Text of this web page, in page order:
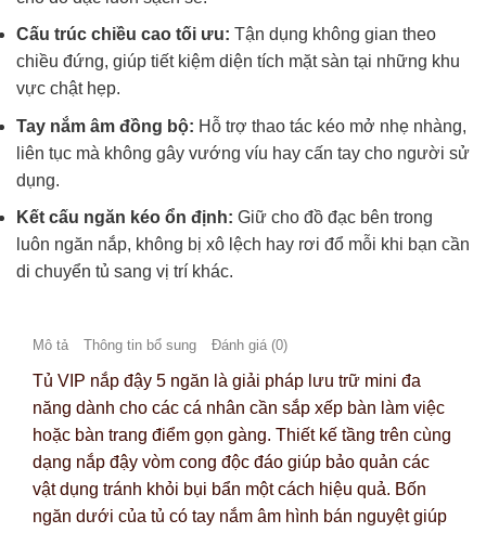
Cấu trúc chiều cao tối ưu: Tận dụng không gian theo
chiều đứng, giúp tiết kiệm diện tích mặt sàn tại những khu
vực chật hẹp.
Tay nắm âm đồng bộ: Hỗ trợ thao tác kéo mở nhẹ nhàng,
liên tục mà không gây vướng víu hay cấn tay cho người sử
dụng.
Kết cấu ngăn kéo ổn định: Giữ cho đồ đạc bên trong
luôn ngăn nắp, không bị xô lệch hay rơi đổ mỗi khi bạn cần
di chuyển tủ sang vị trí khác.
Mô tả Thông tin bổ sung Đánh giá (0)
Tủ VIP nắp đậy 5 ngăn là giải pháp lưu trữ mini đa
năng dành cho các cá nhân cần sắp xếp bàn làm việc
hoặc bàn trang điểm gọn gàng. Thiết kế tầng trên cùng
dạng nắp đậy vòm cong độc đáo giúp bảo quản các
vật dụng tránh khỏi bụi bẩn một cách hiệu quả. Bốn
ngăn dưới của tủ có tay nắm âm hình bán nguyệt giúp